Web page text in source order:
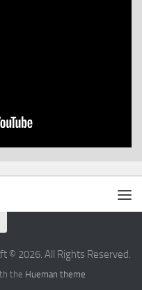
© 2026. All Rights Reserved.
the Hueman theme